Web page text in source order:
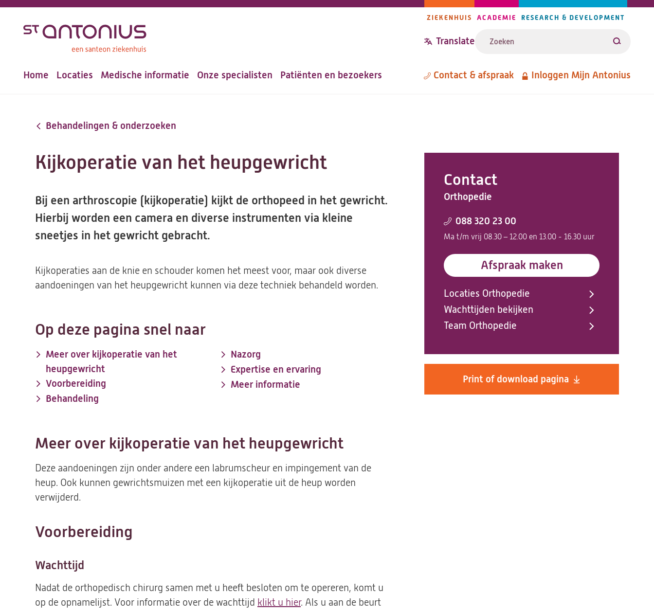
inhoud
navigatie
ZIEKENHUIS ACADEMIE RESEARCH & DEVELOPMENT
Translate Zoeken
Hoofdnavigatie
Home Locaties Medische informatie Onze specialisten Patiënten en bezoekers Metanavigatie
Contact & afspraak Inloggen Mijn Antonius
Behandelingen & onderzoeken
Kijkoperatie van het heupgewricht
Contact
Orthopedie
088 320 23 00
Ma t/m vrij 08.30 – 12.00 en 13.00 - 16.30 uur
Afspraak maken
Locaties Orthopedie
Wachttijden bekijken
Team Orthopedie
Print of download pagina
Bij een arthroscopie (kijkoperatie) kijkt de orthopeed in het gewricht.
Hierbij worden een camera en diverse instrumenten via kleine
sneetjes in het gewricht gebracht.
Kijkoperaties aan de knie en schouder komen het meest voor, maar ook diverse
aandoeningen van het heupgewricht kunnen via deze techniek behandeld worden.
Op deze pagina snel naar
Meer over kijkoperatie van het
heupgewricht
Voorbereiding
Behandeling
Nazorg
Expertise en ervaring
Meer informatie
Meer over kijkoperatie van het heupgewricht
Deze aandoeningen zijn onder andere een labrumscheur en impingement van de
heup. Ook kunnen gewrichtsmuizen met een kijkoperatie uit de heup worden
verwijderd.
Voorbereiding
Wachttijd
Nadat de orthopedisch chirurg samen met u heeft besloten om te opereren, komt u
op de opnamelijst. Voor informatie over de wachttijd klikt u hier. Als u aan de beurt